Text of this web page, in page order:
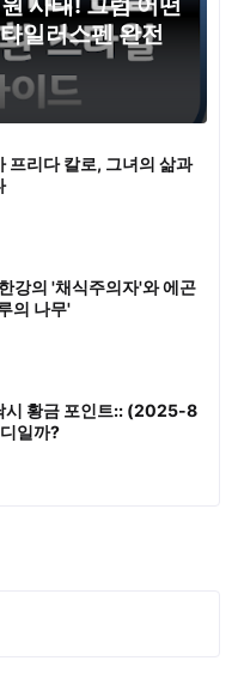
사태! 그럼 어떤
일러스펜 완전
프리다 칼로, 그녀의 삶과
강의 '채식주의자'와 에곤
의 나무'
시 황금 포인트:: (2025-8
일까?